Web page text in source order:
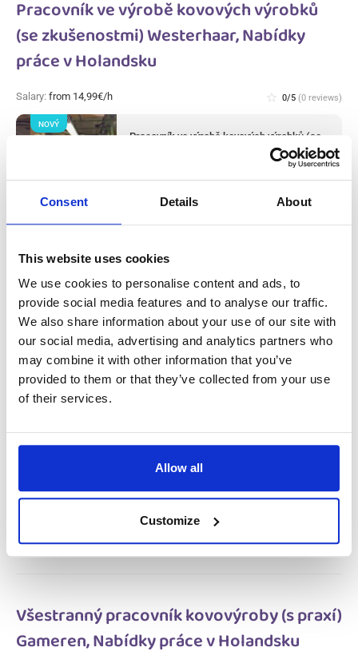
Consent Details About
This website uses cookies
We use cookies to personalise content and ads, to
provide social media features and to analyse our traffic.
We also share information about your use of our site with
our social media, advertising and analytics partners who
may combine it with other information that you’ve
provided to them or that they’ve collected from your use
of their services.
Allow all
Customize
Pracovník ve výrobě kovových výrobků
(se zkušenostmi) Westerhaar, Nabídky
práce v Holandsku
Salary: from 14,99€/h star_border 0/5 (0 reviews)
Pracovník ve výrobě kovových výrobků (se
zkušenostmi) Westerhaar, Nabídky práce
NOVÝ
Pracovník výroby masa a úklidu v masném
závodě (s praxí) Haarlem, Nabídky práce v
Holandsku
Salary:from 14,99€/h
Nabídky práce v Holandsku
Available positions:2/2
Position is open for:
Všestranný pracovník kovovýroby (s praxí)
Gameren, Nabídky práce v Holandsku